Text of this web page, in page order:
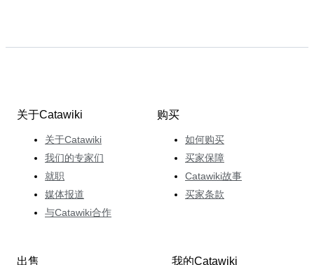
关于Catawiki
关于Catawiki
我们的专家们
就职
媒体报道
与Catawiki合作
购买
如何购买
买家保障
Catawiki故事
买家条款
出售 我的Catawiki